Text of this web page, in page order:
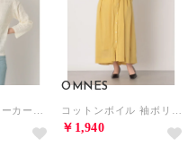
OMNES
￥1,940